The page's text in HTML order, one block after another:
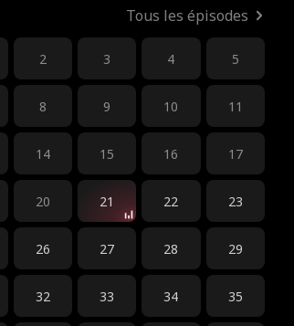
Tous les épisodes
2 3 4 5
8 9 10 11
14 15 16 17
20 21 22 23
26 27 28 29
32 33 34 35